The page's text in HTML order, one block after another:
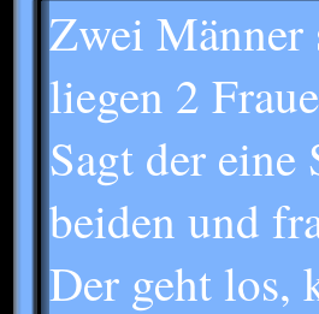
Zwei
liegen 2
Sagt der
beiden und
Der geht los,